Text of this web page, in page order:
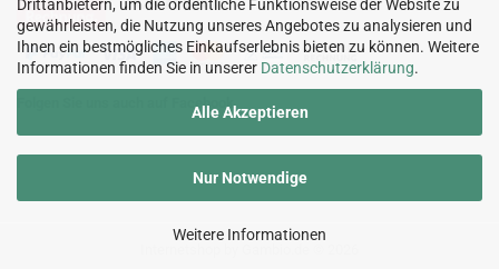
Drittanbietern, um die ordentliche Funktionsweise der Website zu
gewährleisten, die Nutzung unseres Angebotes zu analysieren und
Ihnen ein bestmögliches Einkaufserlebnis bieten zu können. Weitere
Informationen finden Sie in unserer Datenschutzerklärung.
Alle Akzeptieren
Nur Notwendige
Weitere Informationen
Folgen Sie uns auch auf Facebook